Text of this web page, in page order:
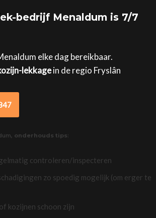
bedrijf Menaldum is 7/7
elke dag bereikbaar.
lekkagein de regio Fryslân
onderhouds tips:
controleren/inspecteren
zo spoedig mogelijk (om erger te
kozijnen schoon zijn